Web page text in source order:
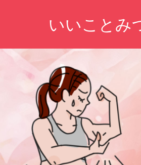
ン
いいことみ